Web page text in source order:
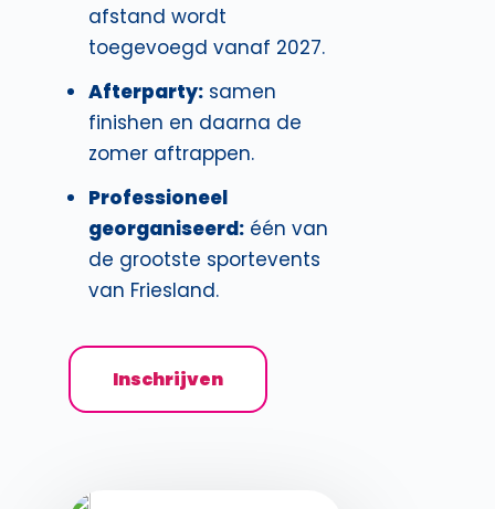
afstand wordt
toegevoegd vanaf 2027.
Afterparty: samen
finishen en daarna de
zomer aftrappen.
Professioneel
georganiseerd: één van
de grootste sportevents
van Friesland.
Inschrijven